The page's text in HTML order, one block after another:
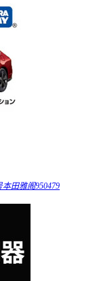
田雅阁950479